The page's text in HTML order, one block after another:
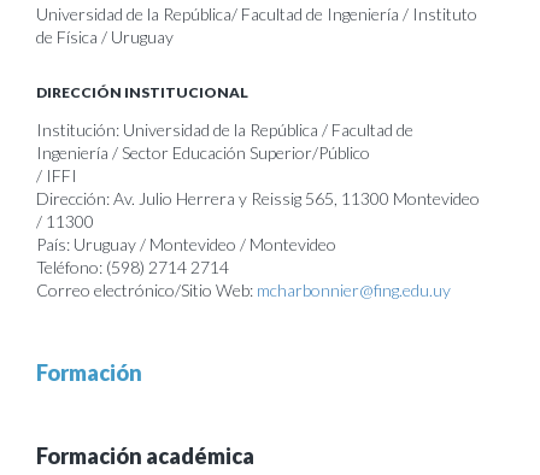
Universidad de la República/ Facultad de Ingeniería / Instituto
de Física / Uruguay
DIRECCIÓN INSTITUCIONAL
Institución: Universidad de la República / Facultad de
Ingeniería / Sector Educación Superior/Público
/ IFFI
Dirección: Av. Julio Herrera y Reissig 565, 11300 Montevideo
/ 11300
País: Uruguay / Montevideo / Montevideo
Teléfono: (598) 2714 2714
Correo electrónico/Sitio Web: mcharbonnier@fing.edu.uy
Formación
Formación académica